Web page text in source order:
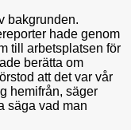
bakgrunden.
hade genom
till arbetsplatsen för
berätta om
att det var vår
hemifrån, säger
säga vad man